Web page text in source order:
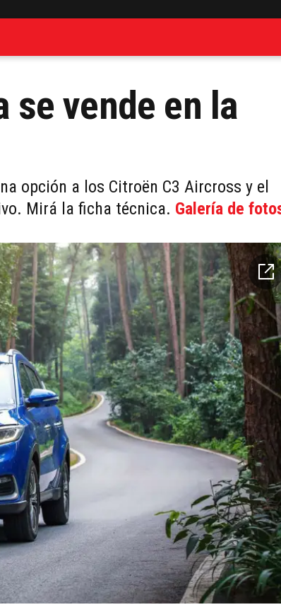
se vende en la
opción a los Citroën C3 Aircross y el
Mirá la ficha técnica. Galería de